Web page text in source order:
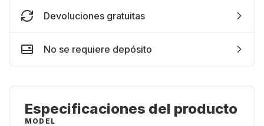
Devoluciones gratuitas
No se requiere depósito
Especificaciones del producto
MODEL